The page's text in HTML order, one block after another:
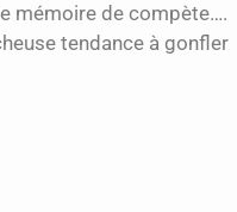
mémoire de compète….
tendance à gonfler